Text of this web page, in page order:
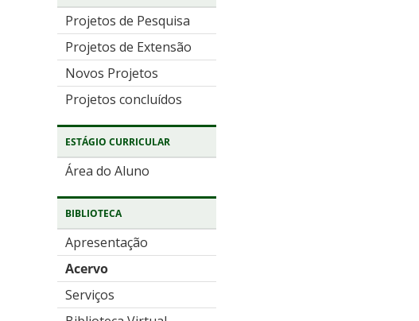
Projetos de Pesquisa
Projetos de Extensão
Novos Projetos
Projetos concluídos
ESTÁGIO CURRICULAR
Área do Aluno
BIBLIOTECA
Apresentação
Acervo
Serviços